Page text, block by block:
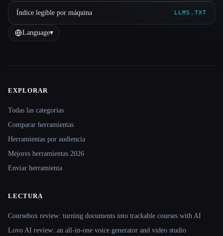
Índice legible por máquina LLMS.TXT
Language▾
Site navigation
EXPLORAR
Todas las categorías
Comparar herramientas
Herramientas por audiencia
Mejores herramientas 2026
Enviar herramienta
LECTURA
Coursebox review: turning documents into trackable courses with AI
Lovo AI review: an all-in-one voice generator and video studio